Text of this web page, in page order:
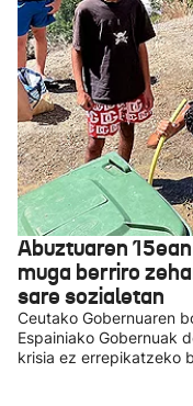
Abuztuaren
muga berriro
sare sozialetan
Ceutako Gobernuaren
Espainiako Gobernuak
krisia ez errepikatzeko